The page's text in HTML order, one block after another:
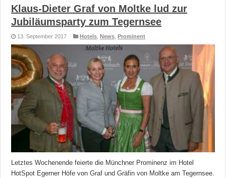
Klaus-Dieter Graf von Moltke lud zur
Jubiläumsparty zum Tegernsee
13. September 2017 Hotels ,News ,Prominent
Letztes Wochenende feierte die Münchner Prominenz im Hotel
HotSpot Egerner Höfe von Graf und Gräfin von Moltke am Tegernsee.